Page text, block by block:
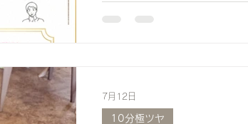
10分極ツヤ
7月12日